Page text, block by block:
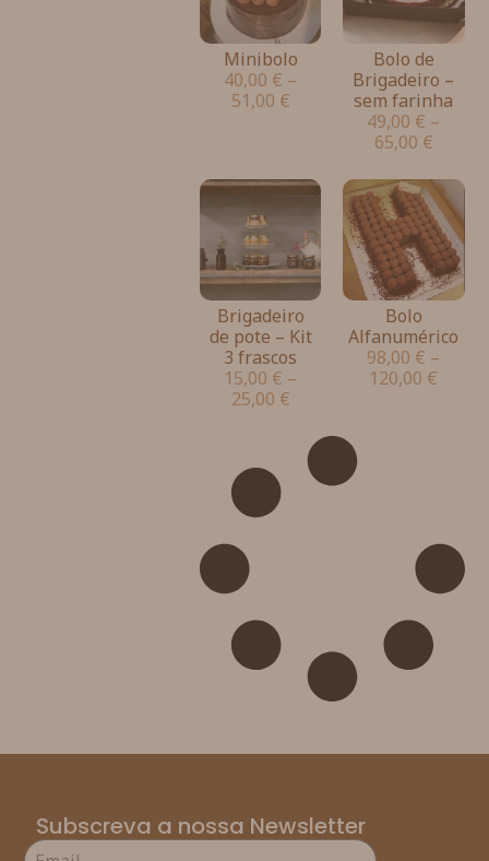
Minibolo
40,00 € –
51,00 €
Bolo de
Brigadeiro –
sem farinha
49,00 € –
65,00 €
Brigadeiro
de pote – Kit
3 frascos
15,00 € –
25,00 €
Bolo
Alfanumérico
98,00 € –
120,00 €
Subscreva a nossa Newsletter